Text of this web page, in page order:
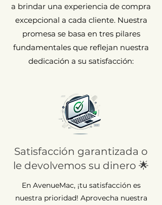
a brindar una experiencia de compra
excepcional a cada cliente. Nuestra
promesa se basa en tres pilares
fundamentales que reflejan nuestra
dedicación a su satisfacción:
Satisfacción garantizada o
le devolvemos su dinero 🌟
En AvenueMac, ¡tu satisfacción es
nuestra prioridad! Aprovecha nuestra